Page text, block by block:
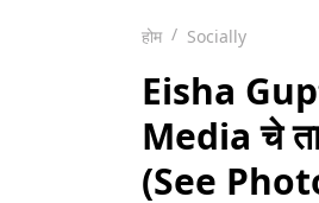
होम Socially
Eisha
Media ​चे
(See